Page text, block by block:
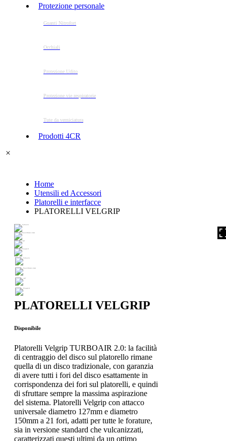
Protezione personale
Guanti Nitrofort
Occhiali
Protezione Udito
Protezione vie respiratorie
Tute da verniciatura
Prodotti 4CR
Home
Utensili ed Accessori
Platorelli e interfacce
PLATORELLI VELGRIP
PLATORELLI VELGRIP
Disponibile
Platorelli Velgrip TURBOAIR 2.0: la facilità
di centraggio del disco sul platorello rimane
quella di un disco tradizionale, con garanzia
di avere tutti i fori del disco esattamente in
corrispondenza dei fori sul platorelli, e quindi
di sfruttare sempre la massima aspirazione
del sistema. Platorelli Velgrip con attacco
universale diametro 127mm e diametro
150mm a 21 fori, adatti per tutte le forature,
sia in versione standard che vulcanizzati,
caratterizzati questi ultimi da un ottimo